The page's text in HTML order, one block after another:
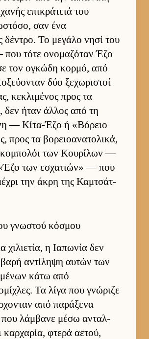
επικράτειά του
σαν ένα
δέντρο. Το μεγάλο νησί του
τότε ονομαζόταν Έζο
τον ογκώδη κορ­μό, από
δύο ξεχωριστοί
κεκλιμένος προς τα
δεν ήταν άλ­λος από τη
— Κίτα-Έζο ή «Βόρειο
προς τα βορειο­ανατολικά,
κομπολόι των Κου­ρίλων —
των εσχατιών» — που
την άκρη της Καμ­τσάτ­
γνωστού κόσμου
χιλιε­τία, η Ια­πωνία δεν
αντίληψη αυ­τών των
κάτω από
Τα λίγα που γνώριζε
από παράξενα
που λάμ­βανε μέσω ανταλ­
φτερά αετού,